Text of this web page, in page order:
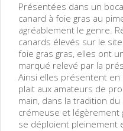
Présentées dans un
canard à foie gras au
agréablement le genre.
canards élevés sur le
foie gras gras, elles ont
marqué relevé par la
Ainsi elles présentent
plait aux amateurs de
main, dans la tradition
crémeuse et légèrement
se déploient pleinement